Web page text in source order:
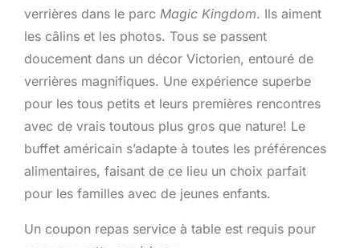
verrières dans le parc Magic Kingdom. Ils aiment
les câlins et les photos. Tous se passent
doucement dans un décor Victorien, entouré de
verrières magnifiques. Une expérience superbe
pour les tous petits et leurs premières rencontres
avec de vrais toutous plus gros que nature! Le
buffet américain s’adapte à toutes les préférences
alimentaires, faisant de ce lieu un choix parfait
pour les familles avec de jeunes enfants.
Un coupon repas service à table est requis pour